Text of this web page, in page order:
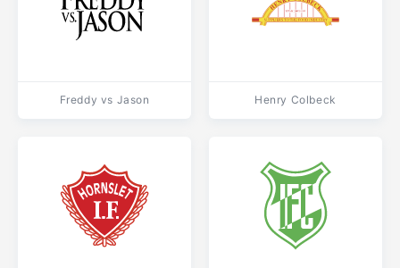
Freddy vs Jason Henry Colbeck